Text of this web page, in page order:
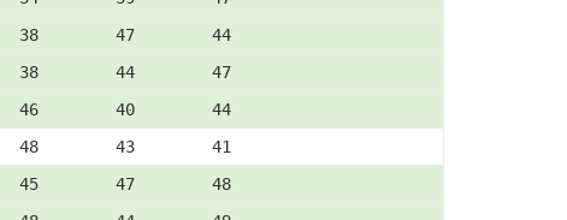
38        47        44
38        44        47
46        40        44
48        43        41
45        47        48